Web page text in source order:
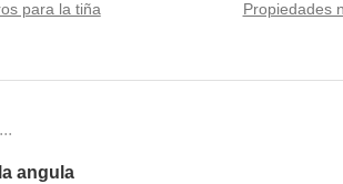
para la tiña
Next
Propiedades
angula